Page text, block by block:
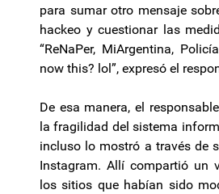
para sumar otro mensaje
hackeo y cuestionar las
“ReNaPer, MiArgentina,
now this? lol”, expresó el
De esa manera, el
la fragilidad del sistema
incluso lo mostró a través de
Instagram. Allí compartió un
los sitios que habían sido